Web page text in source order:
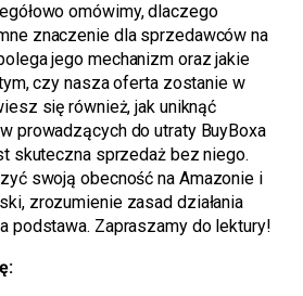
omówimy, dlaczego
znaczenie dla sprzedawców na
jego mechanizm oraz jakie
czy nasza oferta zostanie w
się również, jak uniknąć
prowadzących do utraty BuyBoxa
skuteczna sprzedaż bez niego.
swoją obecność na Amazonie i
zrozumienie zasad działania
podstawa. Zapraszamy do lektury!